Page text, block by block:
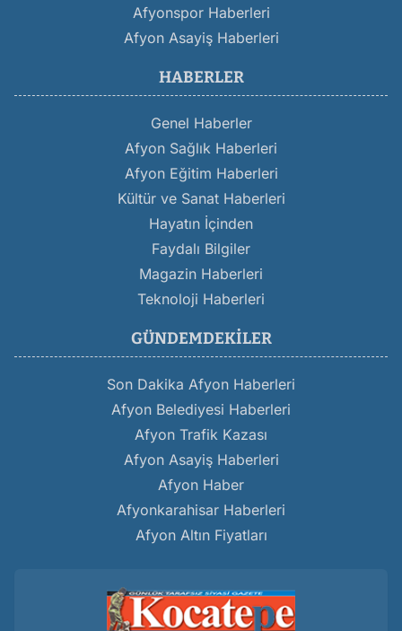
Afyonspor Haberleri
Afyon Asayiş Haberleri
HABERLER
Genel Haberler
Afyon Sağlık Haberleri
Afyon Eğitim Haberleri
Kültür ve Sanat Haberleri
Hayatın İçinden
Faydalı Bilgiler
Magazin Haberleri
Teknoloji Haberleri
GÜNDEMDEKILER
Son Dakika Afyon Haberleri
Afyon Belediyesi Haberleri
Afyon Trafik Kazası
Afyon Asayiş Haberleri
Afyon Haber
Afyonkarahisar Haberleri
Afyon Altın Fiyatları